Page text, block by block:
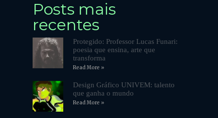
Posts mais
recentes
Protegido: Professor Lucas Funari:
poesia que ensina, arte que
transforma
Read More »
Design Gráfico UNIVEM: talento
que ganha o mundo
Read More »